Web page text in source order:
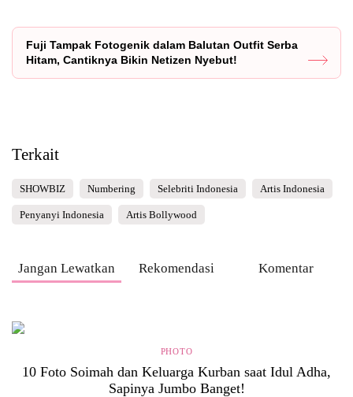
Fuji Tampak Fotogenik dalam Balutan Outfit Serba
Hitam, Cantiknya Bikin Netizen Nyebut!
Terkait
SHOWBIZ Numbering Selebriti Indonesia Artis Indonesia
Penyanyi Indonesia Artis Bollywood
Jangan Lewatkan Rekomendasi Komentar
PHOTO
10 Foto Soimah dan Keluarga Kurban saat Idul Adha,
Sapinya Jumbo Banget!